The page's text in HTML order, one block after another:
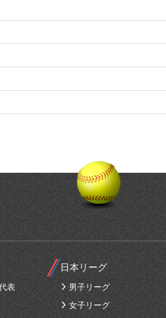
表
日本リーグ
男子リーグ
女子リーグ